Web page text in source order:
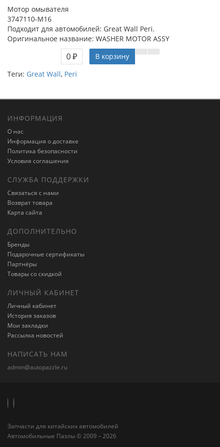
Мотор омывателя
3747110-M16
Подходит для автомобилей: Great Wall Peri.
Оригинальное название: WASHER MOTOR ASSY
0 ₽
В корзину
Теги: Great Wall, Peri
ИНФОРМАЦИЯ
О нас
Информация о доставке
Политика безопасности
Условия соглашения
СЛУЖБА ПОДДЕРЖКИ
Связаться с нами
Возврат товара
Карта сайта
ДОПОЛНИТЕЛЬНО
Бренды
Подарочные сертификаты
Партнёры
Товары со скидкой
ЛИЧНЫЙ КАБИНЕТ
Личный кабинет
История заказов
Мои закладки
Рассылка новостей
НАПИСАТЬ НАМ
admin@autopazzle.ru
Запчасти для китайских автомобилей
Автомобильные Пазлы © 2009 – 2026